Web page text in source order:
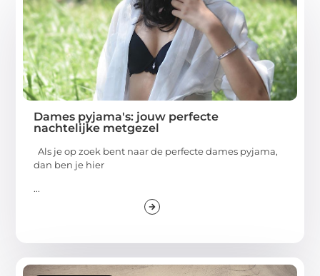
Dames pyjama's: jouw perfecte
nachtelijke metgezel
Als je op zoek bent naar de perfecte dames pyjama,
dan ben je hier
...